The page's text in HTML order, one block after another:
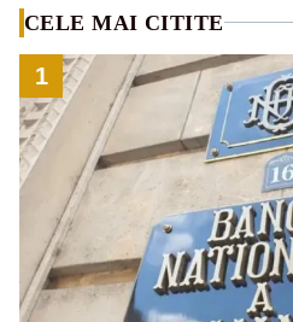
CELE MAI CITITE
1